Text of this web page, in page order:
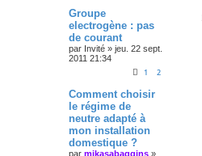
Groupe
electrogène : pas
de courant
par Invité » jeu. 22 sept.
2011 21:34
1 2
Comment choisir
le régime de
neutre adapté à
mon installation
domestique ?
par mikasabaggins »